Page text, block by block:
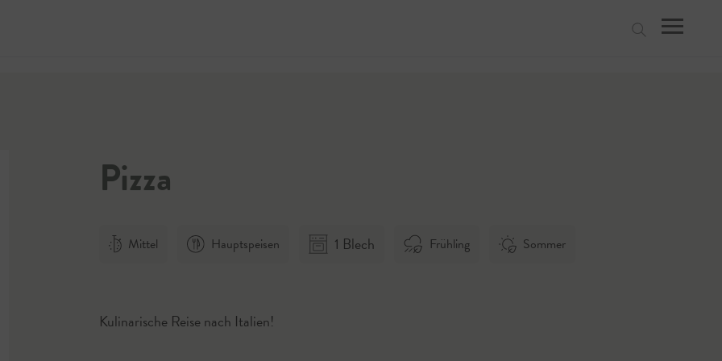
Pizza
Mittel Hauptspeisen 1 Blech Frühling Sommer
Kulinarische Reise nach Italien!